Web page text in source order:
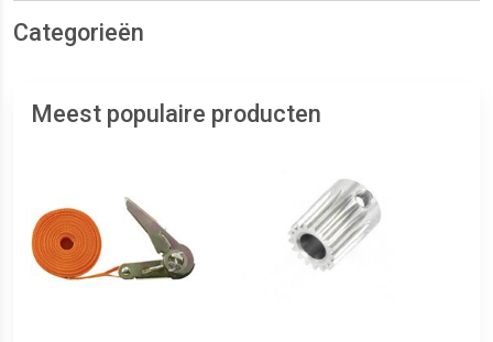
Categorieën
Meest populaire producten